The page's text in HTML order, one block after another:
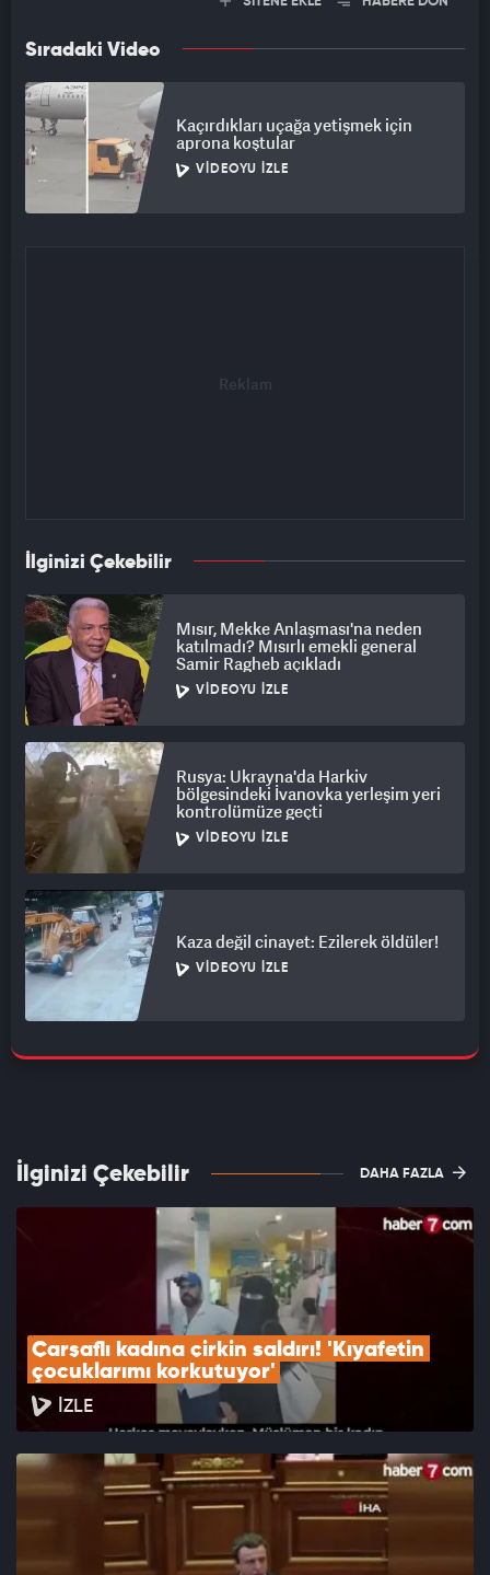
Sıradaki Video
Kaçırdıkları uçağa yetişmek için
aprona koştular
VIDEOYU İZLE
İlginizi Çekebilir
Mısır, Mekke Anlaşması'na neden
katılmadı? Mısırlı emekli general
Samir Ragheb açıkladı
VIDEOYU İZLE
Rusya: Ukrayna'da Harkiv
bölgesindeki İvanovka yerleşim yeri
kontrolümüze geçti
VIDEOYU İZLE
Kaza değil cinayet: Ezilerek öldüler!
VIDEOYU İZLE
İlginizi Çekebilir DAHA FAZLA
Çarşaflı kadına çirkin saldırı! 'Kıyafetin
çocuklarımı korkutuyor'
İZLE